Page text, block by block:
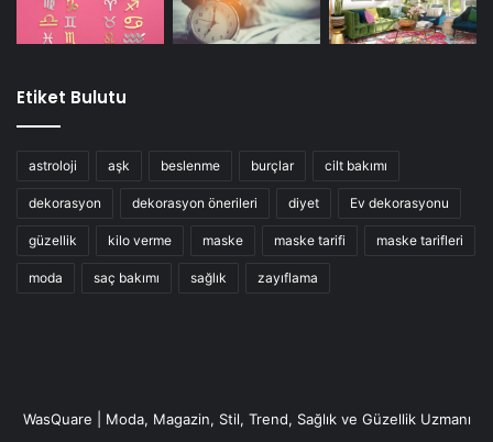
Etiket Bulutu
astroloji aşk beslenme burçlar cilt bakımı
dekorasyon dekorasyon önerileri diyet Ev dekorasyonu
güzellik kilo verme maske maske tarifi maske tarifleri
moda saç bakımı sağlık zayıflama
WasQuare | Moda, Magazin, Stil, Trend, Sağlık ve Güzellik Uzmanı